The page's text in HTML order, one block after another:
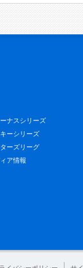
ナスシリーズ
ーシリーズ
ーズリーグ
ア情報